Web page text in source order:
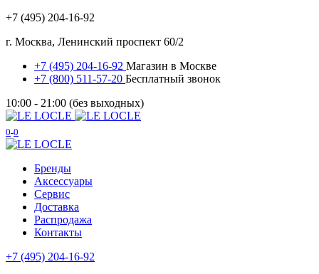
+7 (495) 204-16-92
г. Москва, Ленинский проспект 60/2
+7 (495) 204-16-92 Магазин в Москве
+7 (800) 511-57-20 Бесплатный звонок
10:00 - 21:00 (без выходных)
0 0
Бренды
Аксессуары
Сервис
Доставка
Распродажа
Контакты
+7 (495) 204-16-92